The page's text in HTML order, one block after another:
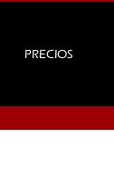
PRECIOS